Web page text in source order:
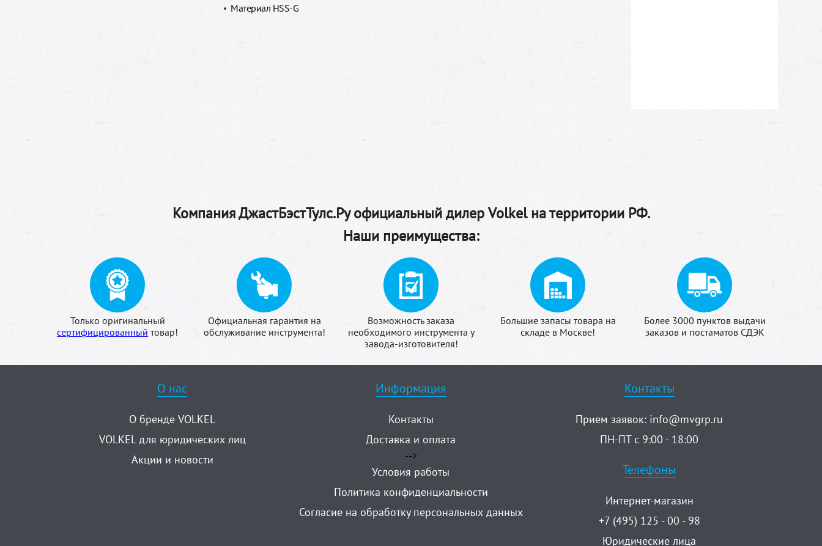
Материал HSS-G
Компания ДжастБэстТулс.Ру официальный дилер Volkel на территории РФ.
Наши преимущества:
Только оригинальный
сертифицированный товар!
Официальная гарантия на
обслуживание инструмента!
Возможность заказа
необходимого инструмента у
завода-изготовителя!
Большие запасы товара на
складе в Москве!
Более 3000 пунктов выдачи
заказов и постаматов СДЭК
О нас
О бренде VOLKEL
VOLKEL для юридических лиц
Акции и новости
Информация
Контакты
Доставка и оплата
-->
Условия работы
Политика конфиденциальности
Согласие на обработку персональных данных
Контакты
Прием заявок: info@mvgrp.ru
ПН-ПТ с 9:00 - 18:00
Телефоны
Интернет-магазин
+7 (495) 125 - 00 - 98
Юридические лица